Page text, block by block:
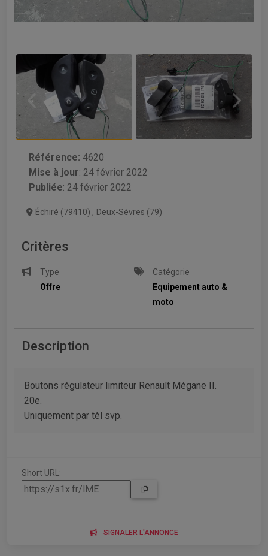
Référence: 4620
Mise à jour: 24 février 2022
Publiée: 24 février 2022
Échiré (79410) , Deux-Sèvres (79)
Critères
Type
Offre
Catégorie
Equipement auto &
moto
Description
Boutons régulateur limiteur Renault Mégane II.
20e.
Uniquement par tèl svp.
Short URL:
SIGNALER L'ANNONCE